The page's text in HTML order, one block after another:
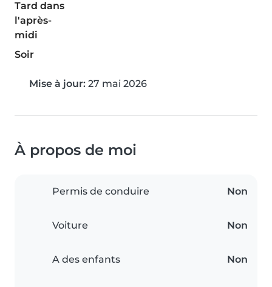
Tard dans
l'après-
midi
Soir
Mise à jour: 27 mai 2026
À propos de moi
Permis de conduire Non
Voiture Non
A des enfants Non